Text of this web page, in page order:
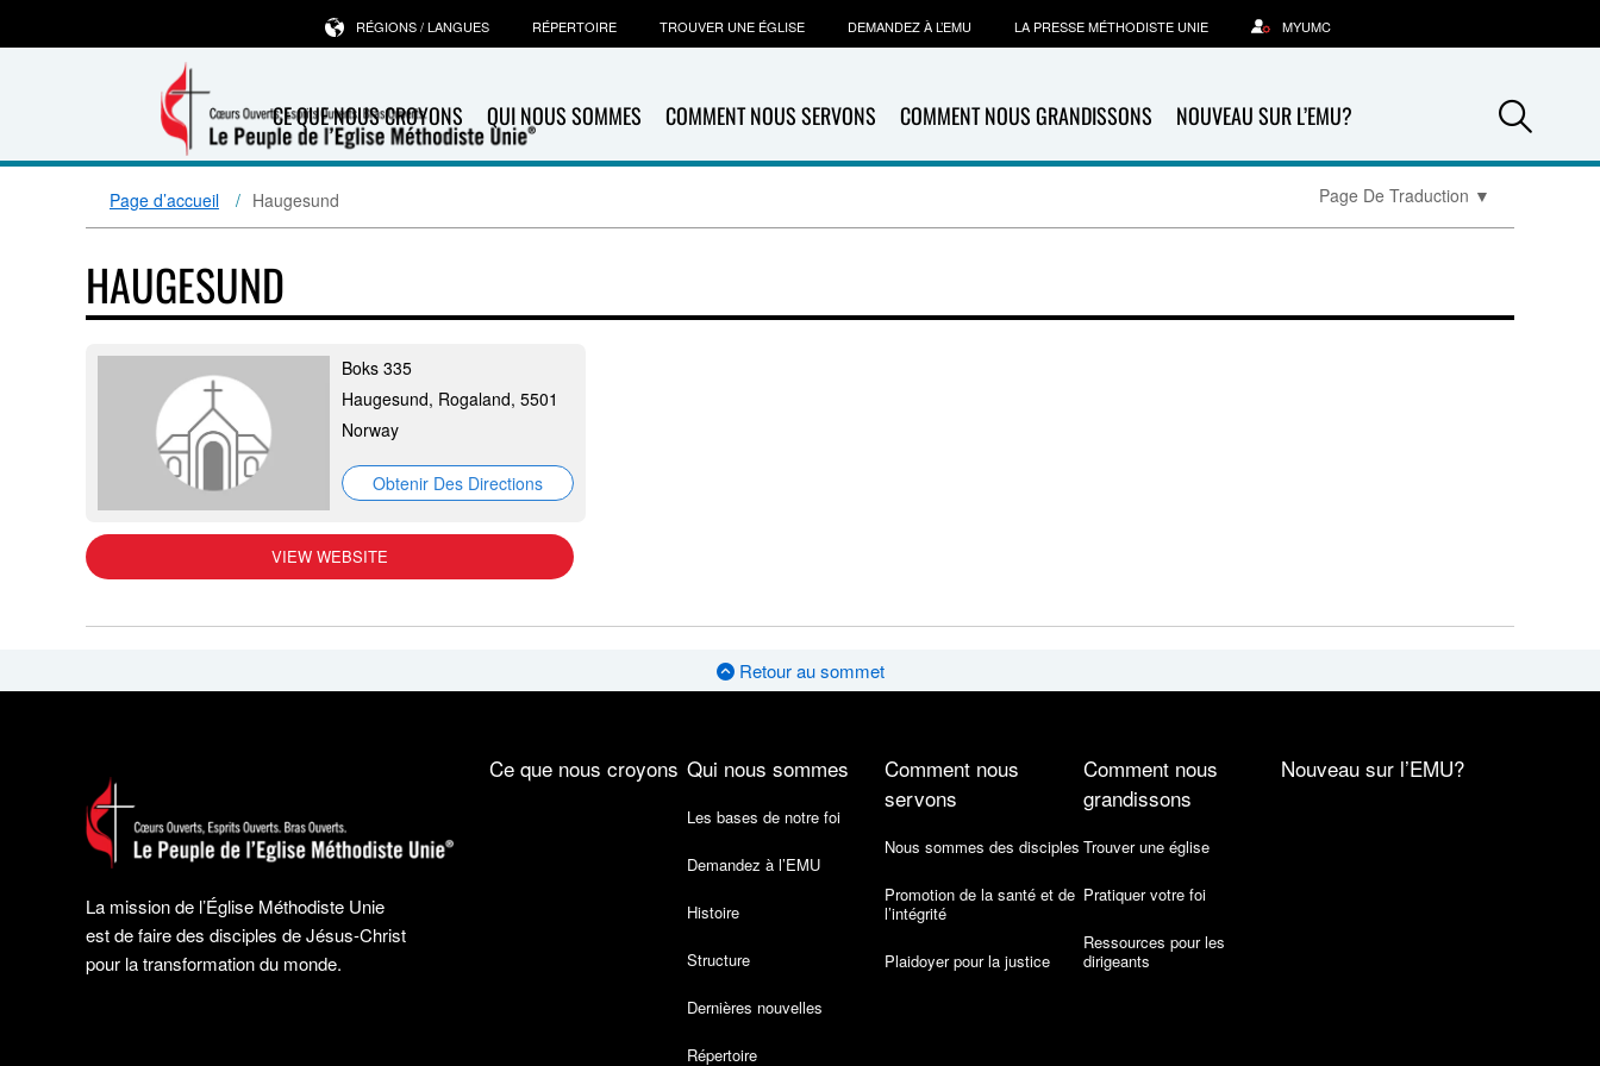
CE QUE NOUS CROYONS QUI NOUS SOMMES COMMENT NOUS SERVONS COMMENT NOUS GRANDISSONS NOUVEAU SUR L’EMU?
RÉGIONS / LANGUES RÉPERTOIRE TROUVER UNE ÉGLISE DEMANDEZ À L’EMU LA PRESSE MÉTHODISTE UNIE MYUMC
Page d’accueil Haugesund Page De Traduction ▼
HAUGESUND
Boks 335
Haugesund, Rogaland, 5501
Norway
Obtenir Des Directions
VIEW WEBSITE
Retour au sommet
La mission de l’Église Méthodiste Unie
est de faire des disciples de Jésus-Christ
pour la transformation du monde.
Ce que nous croyons Qui nous sommes
Les bases de notre foi
Demandez à l’EMU
Histoire
Structure
Dernières nouvelles
Répertoire
Comment nous
servons
Nous sommes des disciples
Promotion de la santé et de
l’intégrité
Plaidoyer pour la justice
Comment nous
grandissons
Trouver une église
Pratiquer votre foi
Ressources pour les
dirigeants
Nouveau sur l’EMU?